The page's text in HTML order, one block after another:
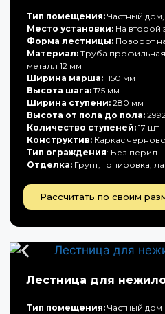
Тип помещения: Частный дом,
Место установки: На второй
Форма лестницы: Поворот
Материал: Труба
металл 12 мм
Ширина марша: 1150 мм
Высота шага: 175 мм
Ширина ступени: 280 мм
Высота от пола до пола:
Количество ступеней: 17 шт
Конструктив: Каркас
Тип ограждения: Без перил
Отделка: Грунт, тонировка,
Рассчитать по своим
Лестница для
Тип помещения: Частный дом